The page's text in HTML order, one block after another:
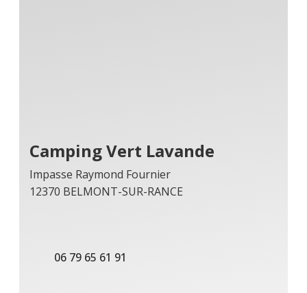
Camping Vert Lavande
Impasse Raymond Fournier
12370 BELMONT-SUR-RANCE
06 79 65 61 91